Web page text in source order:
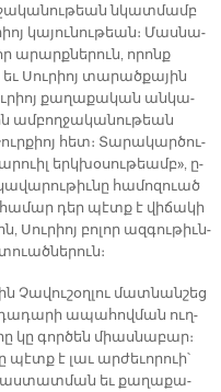
նկատ­մամբ
կա­յու­նու­թեան։ Մաս­նա­
ա­րարք­նե­րուն, ո­րոնք
Սու­րիոյ տա­րած­քա­յին
քա­ղա­քա­կան ան­կա­
ամ­բող­ջա­կա­նու­թեան
հետ։ Տա­րա­կար­ծու­
երկ­խօ­սու­թեամբ», ը­
հա­մո­զուած
դեր պէտք է վի­ճա­կի
Սու­րիոյ բո­լոր ազ­գու­թիւն­
Չա­վու­շօղ­լու մատ­նան­շեց
ա­պա­հով­ման ուղ­
կը գոր­ծեն միաս­նա­բար։
պէտք է լաւ ար­ժե­ւո­րուի՝
եւ քա­ղա­քա­